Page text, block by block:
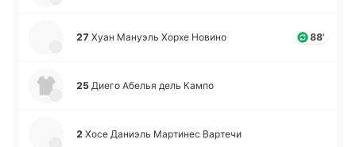
27 Хуан Ма­нуэль Хорхе Новино 88'
25 Диего Абелья дель Кампо
2 Хосе Да­ниэль Ма­рти­нес Ва­рте­чи